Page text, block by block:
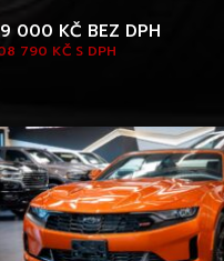
790 KČ S DPH
000 KČ BEZ DPH